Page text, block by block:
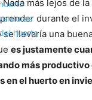
huerto
más lejos de
durante el
llevaría una
es justamente
más
en el huerto en